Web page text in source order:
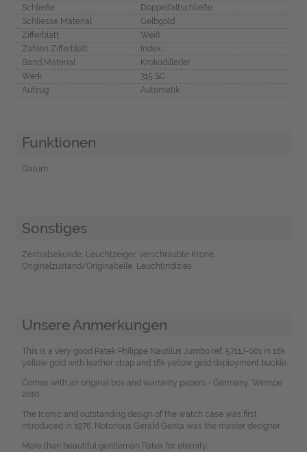
Schließe
Doppelfaltschließe
Schliesse Material
Gelbgold
Zifferblatt
Weiß
Zahlen Zifferblatt
Index
Band Material
Krokodilleder
Werk
315 SC
Aufzug
Automatik
Funktionen
Datum
Sonstiges
Zentralsekunde, Leuchtzeiger, verschraubte Krone,
Originalzustand/Originalteile, Leuchtindizies
Unsere Anmerkungen
This is a very good Patek Philippe Nautilus Jumbo ref. 5711J-001 in 18k
yellow gold with leather strap and 18k yellow gold deployment buckle.
Comes with an original box and warranty papers - Germany, Wempe
2010.
The Iconic and outstanding design of the watch case was first
introduced in 1976. Notorious Gerald Genta was the master designer.
More than beautiful gentleman Patek for eternity.